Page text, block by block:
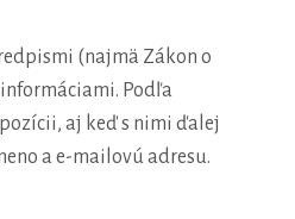
(najmä Zákon o
Podľa
aj keď s nimi ďalej
a e-mailovú adresu.